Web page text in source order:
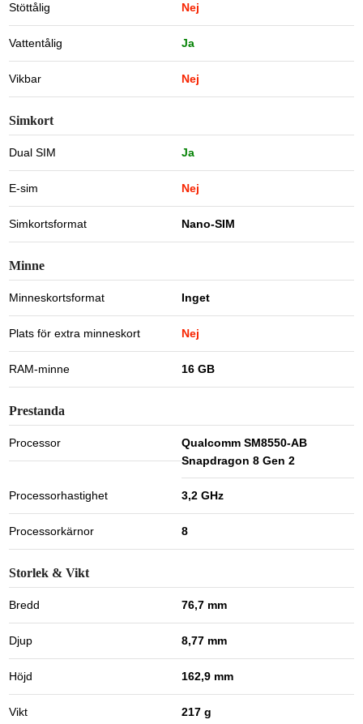
Stöttålig Nej
Vattentålig Ja
Vikbar Nej
Simkort
Dual SIM Ja
E-sim Nej
Simkortsformat Nano-SIM
Minne
Minneskortsformat Inget
Plats för extra minneskort Nej
RAM-minne 16 GB
Prestanda
Processor
Qualcomm SM8550-AB
Snapdragon 8 Gen 2
Processorhastighet 3,2 GHz
Processorkärnor 8
Storlek & Vikt
Bredd 76,7 mm
Djup 8,77 mm
Höjd 162,9 mm
Vikt 217 g